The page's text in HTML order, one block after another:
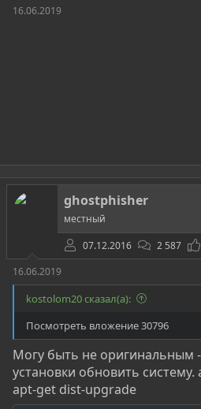
16.06.2019
ghostphisher
местный
07.12.2016
2 587
16.06.2019
kostolom20 сказал(а):
Посмотреть вложение 30796
Могу быть не оригинальным
установки обновить
apt-get dist-upgrade